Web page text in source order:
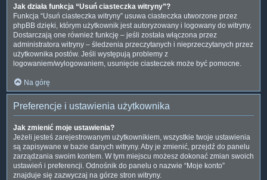
Jak działa funkcja “Usuń ciasteczka witryny”?
Funkcja “Usuń ciasteczka witryny” usuwa ciasteczka utworzone przez
phpBB dzięki, którym użytkownik jest autoryzowany i logowany do witryny.
Dostarczają one również funkcję – jeśli została włączona przez
administratora witryny – śledzenia przeczytanych i nieprzeczytanych przez
użytkownika postów. Jeśli występują problemy z
logowaniem/wylogowaniem, usunięcie ciasteczek może być pomocne.
Na górę
Preferencje i ustawienia użytkownika
Jak zmienić moje ustawienia?
Jeżeli jesteś zarejestrowanym użytkownikiem, wszystkie twoje ustawienia
są zapisywane w bazie danych witryny. Aby je zmienić, przejdź do panelu
zarządzania swoim kontem. W tym miejscu możesz dokonać zmian swoich
ustawień i preferencji. Odnośnik do panelu o nazwie “Moje konto”
znajduje się zazwyczaj na górze stron witryny.